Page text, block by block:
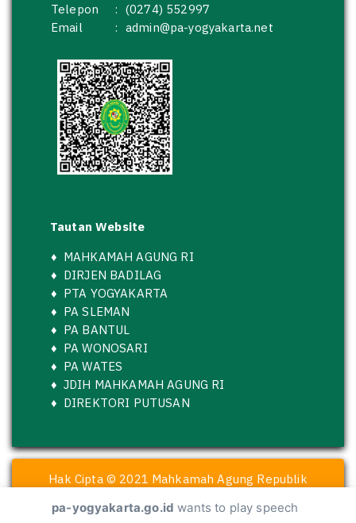
Telepon
: (0274) 552997
Email
: admin@pa-yogyakarta.net
Tautan Website
♦ MAHKAMAH AGUNG RI
♦ DIRJEN BADILAG
♦ PTA YOGYAKARTA
♦ PA SLEMAN
♦ PA BANTUL
♦ PA WONOSARI
♦ PA WATES
♦ JDIH MAHKAMAH AGUNG RI
♦ DIREKTORI PUTUSAN
Hak Cipta © 2021 Mahkamah Agung Republik
dikembangkan oleh Pengadilan Agama Yogyakarta
pa-yogyakarta.go.id wants to play speech